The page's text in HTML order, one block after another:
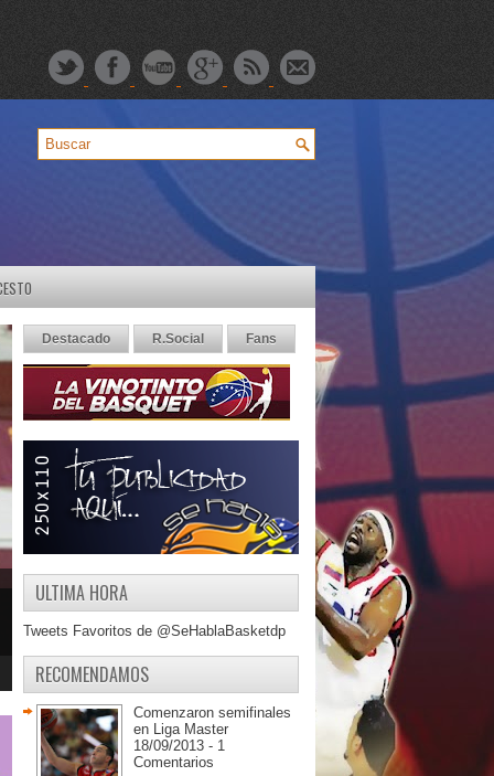
Destacado R.Social Fans
ULTIMA HORA
Tweets Favoritos de @SeHablaBasketdp
RECOMENDAMOS
Comenzaron semifinales
en Liga Master
18/09/2013 - 1
Comentarios